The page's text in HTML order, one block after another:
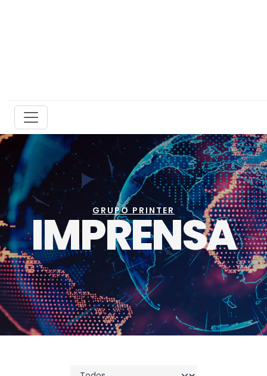
GRUPO PRINTER
IMPRENSA